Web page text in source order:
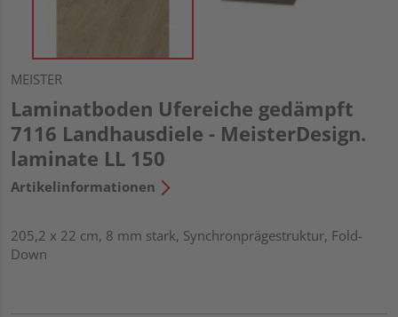
MEISTER
Laminatboden Ufereiche gedämpft
7116 Landhausdiele - MeisterDesign.
laminate LL 150
Artikelinformationen
205,2 x 22 cm, 8 mm stark, Synchronprägestruktur, Fold-
Down